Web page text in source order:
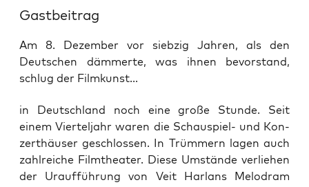
Gastbeitrag
Am 8. Dezember vor siebzig Jahren, als den
Deutschen dämmerte, was ihnen bevorstand,
schlug der Filmkunst...
in Deutsch­land noch eine gro­ße Stun­de. Seit
einem Vier­tel­jahr waren die Schau­spiel- und Kon­
zert­häu­ser geschlos­sen. In Trüm­mern lagen auch
zahl­rei­che Film­thea­ter. Die­se Umstän­de ver­lie­hen
der Urauf­füh­rung von Veit Harlans Melo­dram